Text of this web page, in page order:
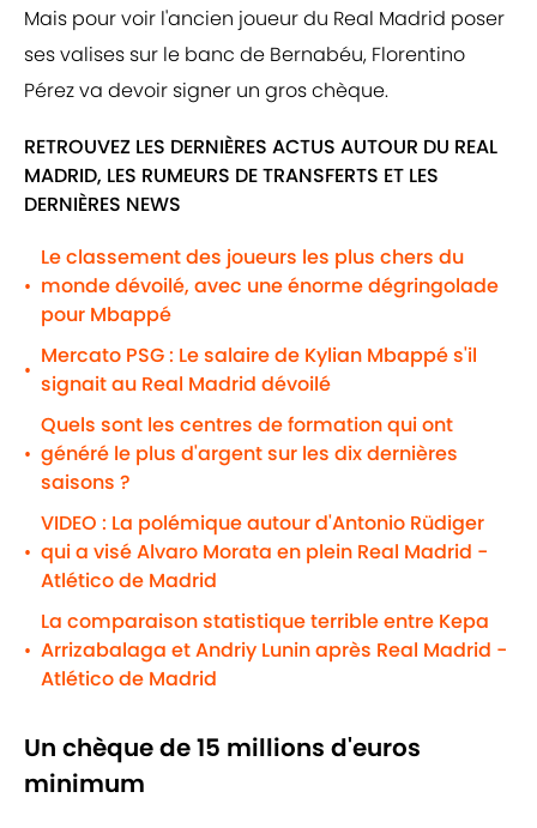
Mais pour voir l'ancien joueur du Real Madrid poser
ses valises sur le banc de Bernabéu, Florentino
Pérez va devoir signer un gros chèque.
RETROUVEZ LES DERNIÈRES ACTUS AUTOUR DU REAL
MADRID, LES RUMEURS DE TRANSFERTS ET LES
DERNIÈRES NEWS
•
Le classement des joueurs les plus chers du
monde dévoilé, avec une énorme dégringolade
pour Mbappé
•
Mercato PSG : Le salaire de Kylian Mbappé s'il
signait au Real Madrid dévoilé
•
Quels sont les centres de formation qui ont
généré le plus d'argent sur les dix dernières
saisons ?
•
VIDEO : La polémique autour d'Antonio Rüdiger
qui a visé Alvaro Morata en plein Real Madrid -
Atlético de Madrid
•
La comparaison statistique terrible entre Kepa
Arrizabalaga et Andriy Lunin après Real Madrid -
Atlético de Madrid
Un chèque de 15 millions d'euros
minimum